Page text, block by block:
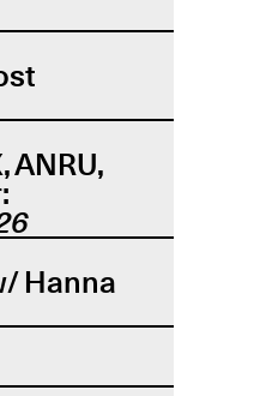
ANRU,
Hanna